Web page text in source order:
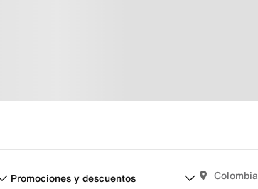
Promociones y descuentos Colombia